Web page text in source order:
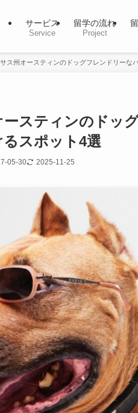
サービス
Service
留学の流れ
Project
ス州オースティンのドッグフレンドリーな
スティンのドッ
スポット4選
05-30 2025-11-25